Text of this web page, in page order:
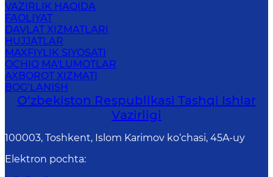
VAZIRLIK HAQIDA
FAOLIYAT
DAVLAT XIZMATLARI
HUJJATLAR
MAXFIYLIK SIYOSATI
OCHIQ MA'LUMOTLAR
AXBOROT XIZMATI
BOG‘LANISH
O‘zbеkistоn Rеspublikаsi Tashqi Ishlаr
Vаzirligi
100003, Toshkent, Islom Karimov ko‘chasi, 45A-uy
Elektron pochta: